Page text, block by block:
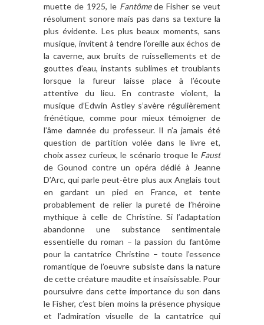
muette de 1925, le Fantômede Fisher se veut
résolument sonore mais pas dans sa texture la
plus évidente. Les plus beaux moments, sans
musique, invitent à tendre l’oreille aux échos de
la caverne, aux bruits de ruissellements et de
gouttes d’eau, instants sublimes et troublants
lorsque la fureur laisse place à l’écoute
attentive du lieu. En contraste violent, la
musique d’Edwin Astley s’avère régulièrement
frénétique, comme pour mieux témoigner de
l’âme damnée du professeur. Il n’a jamais été
question de partition volée dans le livre et,
choix assez curieux, le scénario troque le Faust
de Gounod contre un opéra dédié à Jeanne
D’Arc, qui parle peut-être plus aux Anglais tout
en gardant un pied en France, et tente
probablement de relier la pureté de l’héroïne
mythique à celle de Christine. Si l’adaptation
abandonne une substance sentimentale
essentielle du roman – la passion du fantôme
pour la cantatrice Christine – toute l’essence
romantique de l’oeuvre subsiste dans la nature
de cette créature maudite et insaisissable. Pour
poursuivre dans cette importance du son dans
le Fisher, c’est bien moins la présence physique
et l’admiration visuelle de la cantatrice qui